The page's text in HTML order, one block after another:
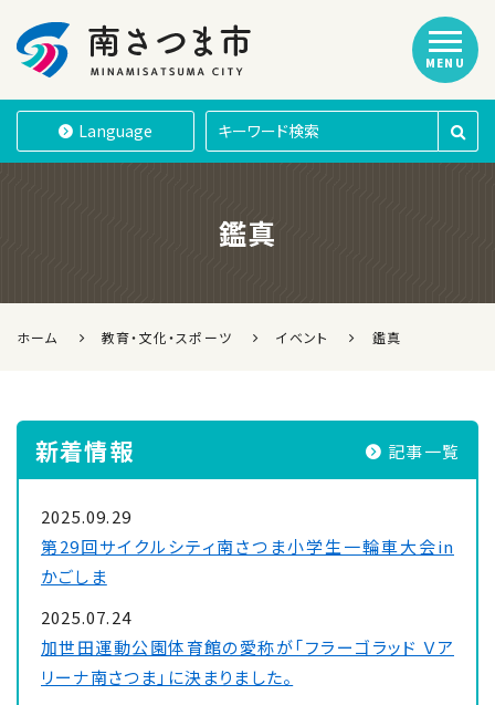
南さつま市
Language
MENU
鑑真
ホーム 教育・文化・スポーツ イベント 鑑真
新着情報 記事一覧
2025.09.29
第29回サイクルシティ南さつま小学生一輪車大会in
かごしま
2025.07.24
加世田運動公園体育館の愛称が「フラーゴラッド Ｖア
リーナ南さつま」に決まりました。